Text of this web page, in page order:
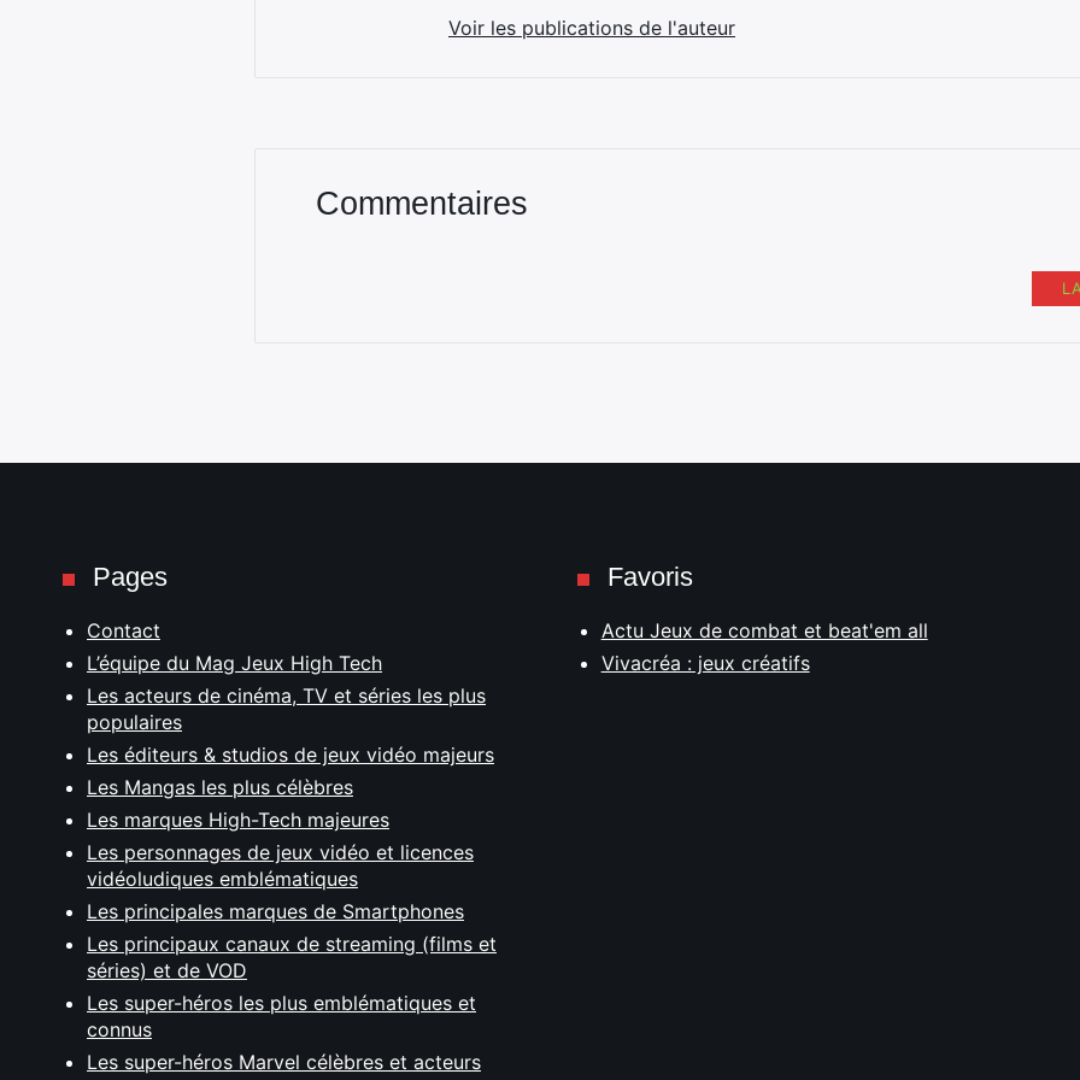
Voir les publications de l'auteur
Commentaires
Pages
Contact
L’équipe du Mag Jeux High Tech
Les acteurs de cinéma, TV et séries les plus
populaires
Les éditeurs & studios de jeux vidéo majeurs
Les Mangas les plus célèbres
Les marques High-Tech majeures
Les personnages de jeux vidéo et licences
vidéoludiques emblématiques
Les principales marques de Smartphones
Les principaux canaux de streaming (films et
séries) et de VOD
Les super-héros les plus emblématiques et
connus
Les super-héros Marvel célèbres et acteurs
Favoris
Actu Jeux de combat et beat'em all
Vivacréa : jeux créatifs